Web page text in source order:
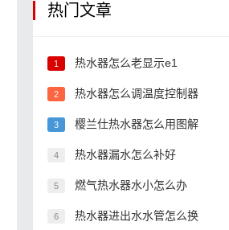
热门文章
1 热水器怎么老显示e1
2 热水器怎么调温度控制器
3 樱兰仕热水器怎么用图解
4 热水器漏水怎么补好
5 燃气热水器水小怎么办
6 热水器进出水水管怎么换